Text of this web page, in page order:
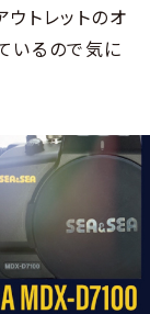
トレットのオ
いるので気に